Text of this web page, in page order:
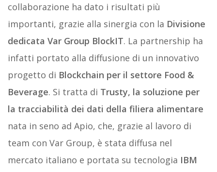
collaborazione ha dato i risultati più
importanti, grazie alla sinergia con la Divisione
dedicata Var Group BlockIT. La partnership ha
infatti portato alla diffusione di un innovativo
progetto di Blockchain per il settore Food &
Beverage. Si tratta di Trusty, la soluzione per
la tracciabilità dei dati della filiera alimentare
nata in seno ad Apio, che, grazie al lavoro di
team con Var Group, è stata diffusa nel
mercato italiano e portata su tecnologia IBM